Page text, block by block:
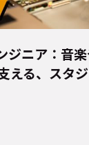
ジニア：音
える、スタ